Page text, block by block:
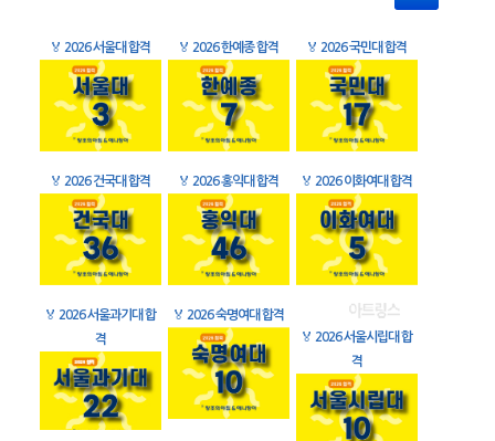
🏅 2026 서울대 합격 🏅 2026 한예종 합격 🏅 2026 국민대 합격
🏅 2026 건국대 합격 🏅 2026 홍익대 합격 🏅 2026 이화여대 합격
🏅 2026 서울과기대 합
격
🏅 2026 숙명여대 합격
🏅 2026 서울시립대 합
격